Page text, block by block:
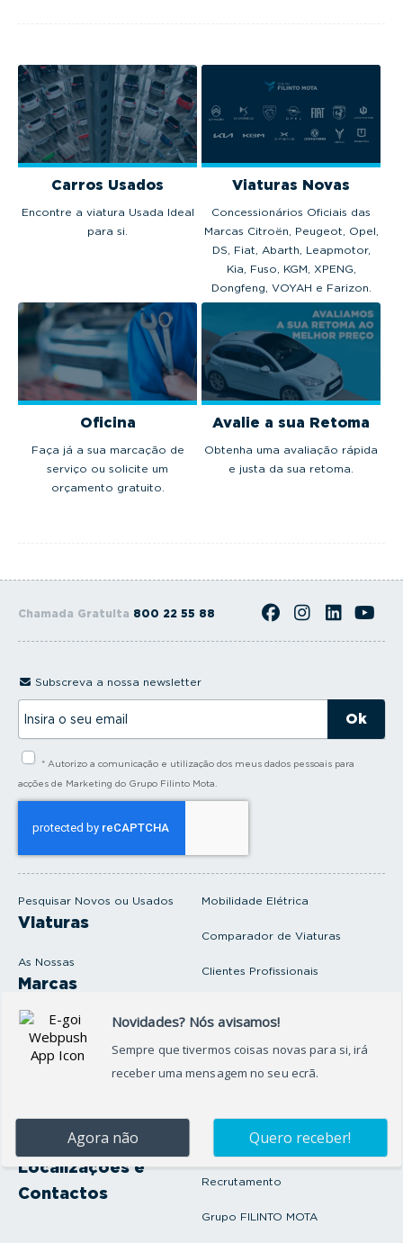
Carros Usados
Encontre a viatura Usada Ideal
para si.
Viaturas Novas
Concessionários Oficiais das
Marcas Citroën, Peugeot, Opel,
DS, Fiat, Abarth, Leapmotor,
Kia, Fuso, KGM, XPENG,
Dongfeng, VOYAH e Farizon.
Oficina
Faça já a sua marcação de
serviço ou solicite um
orçamento gratuito.
Avalie a sua Retoma
Obtenha uma avaliação rápida
e justa da sua retoma.
Chamada Gratuita 800 22 55 88
Pesquisar Novos ou Usados
Viaturas
As Nossas
Marcas
Produtos e serviços
Oficina
Onde Estamos
Localizações e
Contactos
Mobilidade Elétrica
Comparador de Viaturas
Clientes Profissionais
Seguros Protector
Artigos e Notícias
Recrutamento
Grupo FILINTO MOTA
Subscreva a nossa newsletter
s
* Autorizo a comunicação e utilização dos meus dados pessoais para
acções de Marketing do Grupo Filinto Mota.